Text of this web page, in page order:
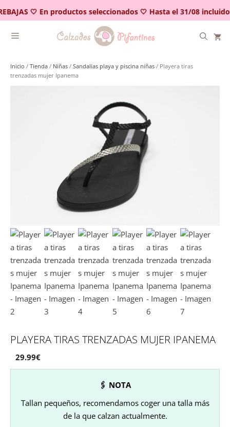
🤍 En productos seleccionados 🤍 Hasta el 31/08 incluido
al
contenido
Inicio / Tienda / Niñas / Sandalias playa y piscina niñas / Playera tiras
trenzadas mujer Ipanema
PLAYERA TIRAS TRENZADAS MUJER IPANEMA
29.99€
🖇 NOTA
Tallan pequeños, recomendamos coger una talla más
de la que calzan actualmente.